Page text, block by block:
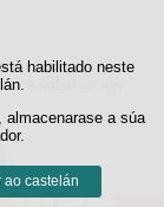
a navegación e
e satisfacción.
do nosoaviso legal.
habilitado neste
almacenarase a súa
ao castelán